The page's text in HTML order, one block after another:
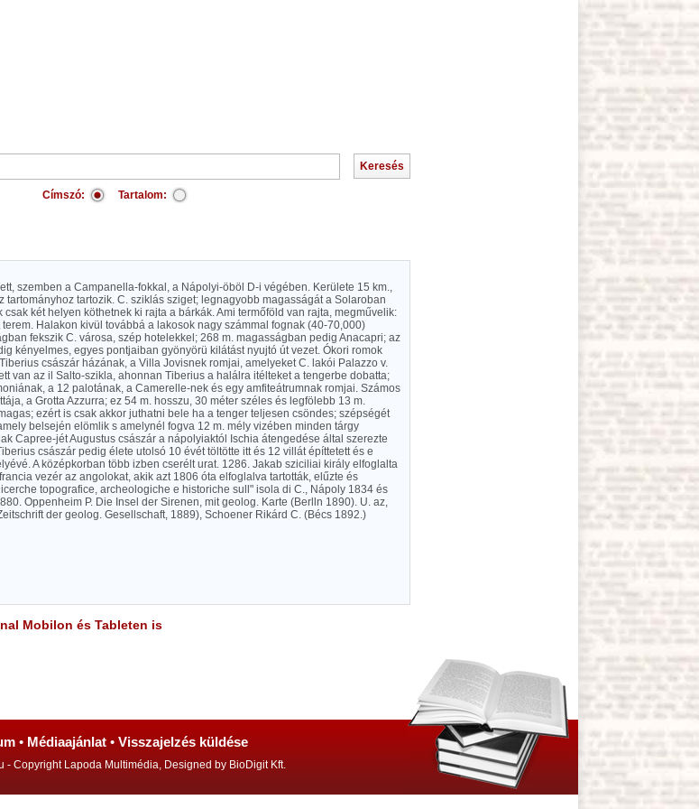
Címszó: Tartalom:
szemben a Campanella-fokkal, a Nápolyi-öböl D-i végében. Kerülete 15 km.,
tartományhoz tartozik. C. sziklás sziget; legnagyobb magasságát a Solaroban
két helyen köthetnek ki rajta a bárkák. Ami termőföld van rajta, megművelik:
Halakon kivül továbbá a lakosok nagy számmal fognak (40-70,000)
fekszik C. városa, szép hotelekkel; 268 m. magasságban pedig Anacapri; az
kényelmes, egyes pontjaiban gyönyörü kilátást nyujtó út vezet. Ókori romok
császár házának, a Villa Jovisnek romjai, amelyeket C. lakói Palazzo v.
van az il Salto-szikla, ahonnan Tiberius a halálra itélteket a tengerbe dobatta;
a 12 palotának, a Camerelle-nek és egy amfiteátrumnak romjai. Számos
a Grotta Azzurra; ez 54 m. hosszu, 30 méter széles és legfölebb 13 m.
ezért is csak akkor juthatni bele ha a tenger teljesen csöndes; szépségét
belsején elömlik s amelynél fogva 12 m. mély vizében minden tárgy
Capree-jét Augustus császár a nápolyiaktól Ischia átengedése által szerezte
császár pedig élete utolsó 10 évét töltötte itt és 12 villát építtetett és e
A középkorban több izben cserélt urat. 1286. Jakab sziciliai király elfoglalta
vezér az angolokat, akik azt 1806 óta elfoglalva tartották, elűzte és
topografice, archeologiche e historiche sull" isola di C., Nápoly 1834 és
Oppenheim P. Die Insel der Sirenen, mit geolog. Karte (Berlln 1890). U. az,
der geolog. Gesellschaft, 1889), Schoener Rikárd C. (Bécs 1892.)
Mobilon és Tableten is
• Médiaajánlat • Visszajelzés küldése
- Copyright Lapoda Multimédia, Designed by BioDigit Kft.